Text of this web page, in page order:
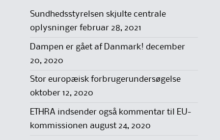
Sundhedsstyrelsen skjulte centrale
oplysninger februar 28, 2021
Dampen er gået af Danmark! december
20, 2020
Stor europæisk forbrugerundersøgelse
oktober 12, 2020
ETHRA indsender også kommentar til EU-
kommissionen august 24, 2020